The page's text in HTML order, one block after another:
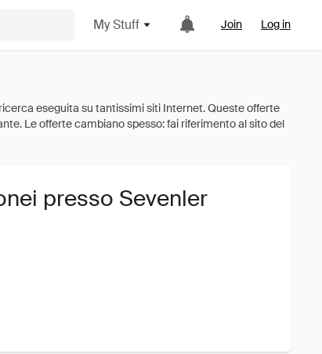
My Stuff Join Log in
presso Sevenler